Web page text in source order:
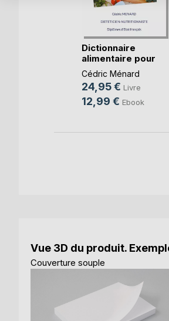
Dictionnaire
alimentaire pour
l'oe(...)
Cédric Ménard
24,95 € Livre
12,99 € Ebook
Vue 3D du produit.
Couverture souple